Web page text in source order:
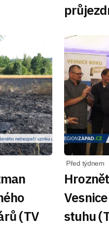
(TV
Před týdnem
stuhu